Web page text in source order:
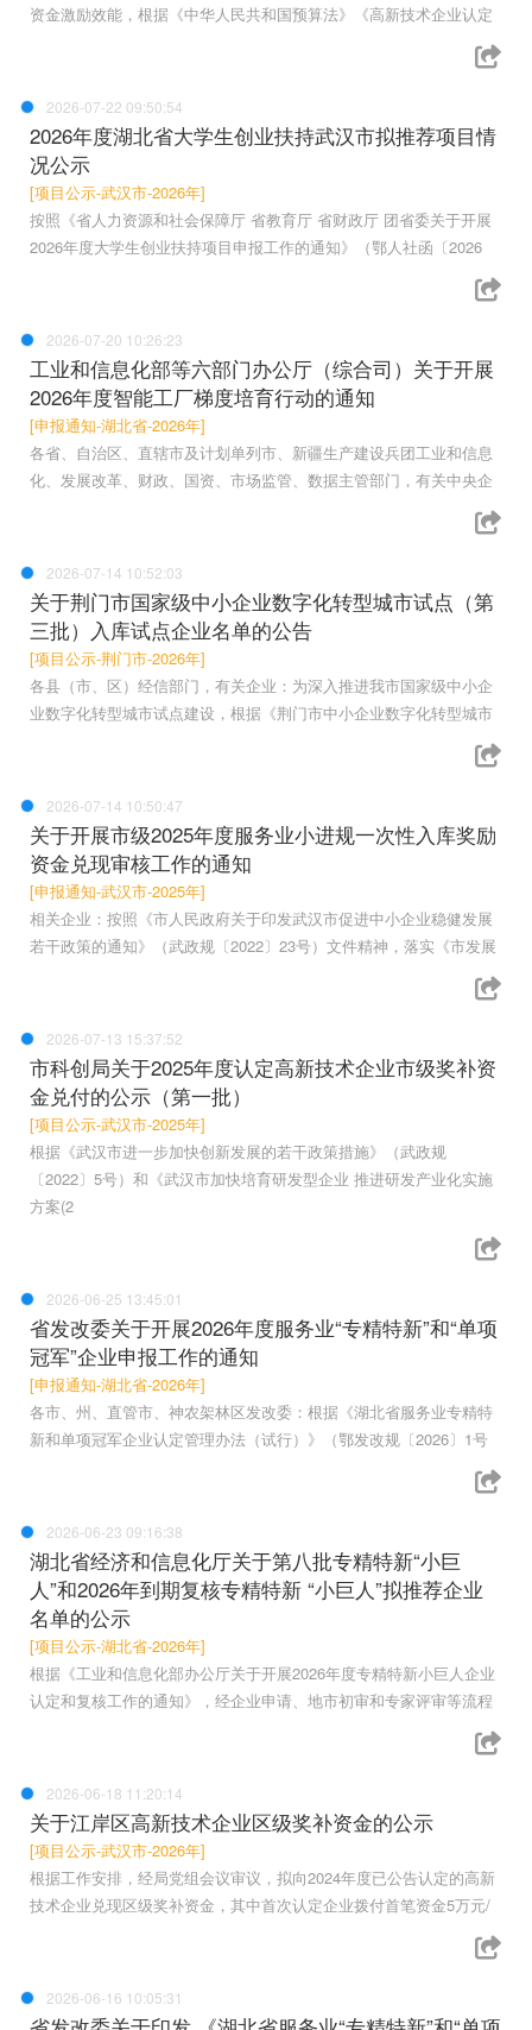
资金激励效能，根据《中华人民共和国预算法》《高新技术企业认定
2026-07-22 09:50:54
2026年度湖北省大学生创业扶持武汉市拟推荐项目情
况公示
[项目公示-武汉市-2026年]
按照《省人力资源和社会保障厅 省教育厅 省财政厅 团省委关于开展
2026年度大学生创业扶持项目申报工作的通知》（鄂人社函〔2026
2026-07-20 10:26:23
工业和信息化部等六部门办公厅（综合司）关于开展
2026年度智能工厂梯度培育行动的通知
[申报通知-湖北省-2026年]
各省、自治区、直辖市及计划单列市、新疆生产建设兵团工业和信息
化、发展改革、财政、国资、市场监管、数据主管部门，有关中央企
2026-07-14 10:52:03
关于荆门市国家级中小企业数字化转型城市试点（第
三批）入库试点企业名单的公告
[项目公示-荆门市-2026年]
各县（市、区）经信部门，有关企业：为深入推进我市国家级中小企
业数字化转型城市试点建设，根据《荆门市中小企业数字化转型城市
2026-07-14 10:50:47
关于开展市级2025年度服务业小进规一次性入库奖励
资金兑现审核工作的通知
[申报通知-武汉市-2025年]
相关企业：按照《市人民政府关于印发武汉市促进中小企业稳健发展
若干政策的通知》（武政规〔2022〕23号）文件精神，落实《市发展
2026-07-13 15:37:52
市科创局关于2025年度认定高新技术企业市级奖补资
金兑付的公示（第一批）
[项目公示-武汉市-2025年]
根据《武汉市进一步加快创新发展的若干政策措施》（武政规
〔2022〕5号）和《武汉市加快培育研发型企业 推进研发产业化实施
方案(2
2026-06-25 13:45:01
省发改委关于开展2026年度服务业“专精特新”和“单项
冠军”企业申报工作的通知
[申报通知-湖北省-2026年]
各市、州、直管市、神农架林区发改委：根据《湖北省服务业专精特
新和单项冠军企业认定管理办法（试行）》（鄂发改规〔2026〕1号
2026-06-23 09:16:38
湖北省经济和信息化厅关于第八批专精特新“小巨
人”和2026年到期复核专精特新 “小巨人”拟推荐企业
名单的公示
[项目公示-湖北省-2026年]
根据《工业和信息化部办公厅关于开展2026年度专精特新小巨人企业
认定和复核工作的通知》，经企业申请、地市初审和专家评审等流程
2026-06-18 11:20:14
关于江岸区高新技术企业区级奖补资金的公示
[项目公示-武汉市-2026年]
根据工作安排，经局党组会议审议，拟向2024年度已公告认定的高新
技术企业兑现区级奖补资金，其中首次认定企业拨付首笔资金5万元/
2026-06-16 10:05:31